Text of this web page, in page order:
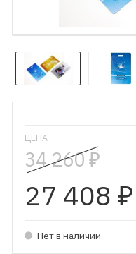
ЦЕНА
34 260₽
27 408 ₽
Нет в наличии